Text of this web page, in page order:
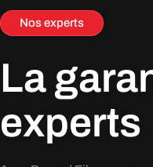
Nos experts
La
experts